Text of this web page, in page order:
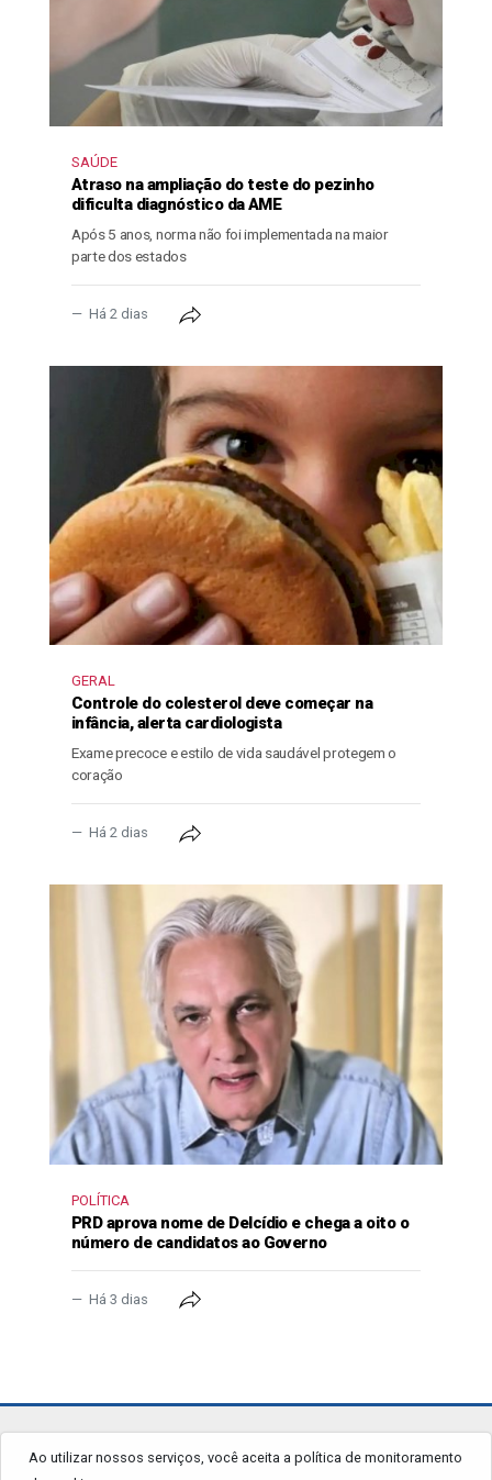
SAÚDE
Atraso na ampliação do teste do pezinho
dificulta diagnóstico da AME
Após 5 anos, norma não foi implementada na maior
parte dos estados
Há 2 dias
GERAL
Controle do colesterol deve começar na
infância, alerta cardiologista
Exame precoce e estilo de vida saudável protegem o
coração
Há 2 dias
POLÍTICA
PRD aprova nome de Delcídio e chega a oito o
número de candidatos ao Governo
Há 3 dias
Ao utilizar nossos serviços, você aceita a política de monitoramento
jornalgrandourados.com.br